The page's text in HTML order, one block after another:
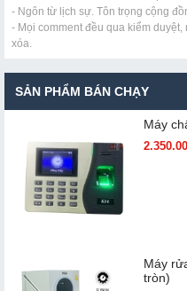
- Ngôn từ lịch sự. Tôn trọng cộng
- Mọi comment đều qua kiểm
xóa.
SẢN PHẨM BÁN CHẠY
Máy
Máy
tròn)